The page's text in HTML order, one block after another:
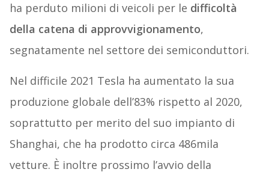
ha perduto milioni di veicoli per le difficoltà
della catena di approvvigionamento,
segnatamente nel settore dei semiconduttori.
Nel difficile 2021 Tesla ha aumentato la sua
produzione globale dell’83% rispetto al 2020,
soprattutto per merito del suo impianto di
Shanghai, che ha prodotto circa 486mila
vetture. È inoltre prossimo l’avvio della